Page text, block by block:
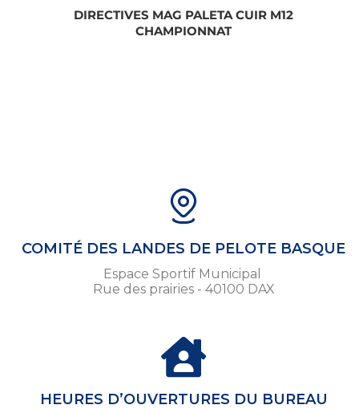
DIRECTIVES MAG PALETA CUIR M12
CHAMPIONNAT
COMITÉ DES LANDES DE PELOTE BASQUE
Espace Sportif Municipal
Rue des prairies - 40100 DAX
HEURES D’OUVERTURES DU BUREAU